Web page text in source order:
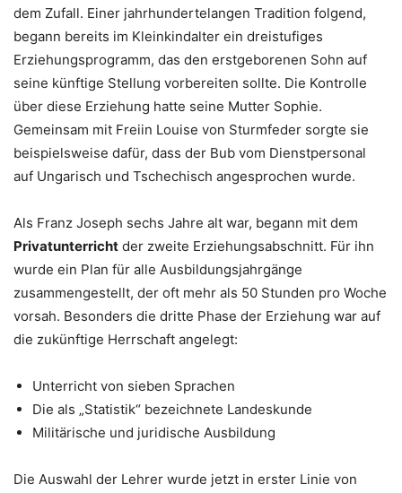
dem Zufall. Einer jahrhundertelangen Tradition folgend,
begann bereits im Kleinkindalter ein dreistufiges
Erziehungsprogramm, das den erstgeborenen Sohn auf
seine künftige Stellung vorbereiten sollte. Die Kontrolle
über diese Erziehung hatte seine Mutter Sophie.
Gemeinsam mit Freiin Louise von Sturmfeder sorgte sie
beispielsweise dafür, dass der Bub vom Dienstpersonal
auf Ungarisch und Tschechisch angesprochen wurde.
Als Franz Joseph sechs Jahre alt war, begann mit dem
Privatunterricht der zweite Erziehungsabschnitt. Für ihn
wurde ein Plan für alle Ausbildungsjahrgänge
zusammengestellt, der oft mehr als 50 Stunden pro Woche
vorsah. Besonders die dritte Phase der Erziehung war auf
die zukünftige Herrschaft angelegt:
Unterricht von sieben Sprachen
Die als „Statistik“ bezeichnete Landeskunde
Militärische und juridische Ausbildung
Die Auswahl der Lehrer wurde jetzt in erster Linie von